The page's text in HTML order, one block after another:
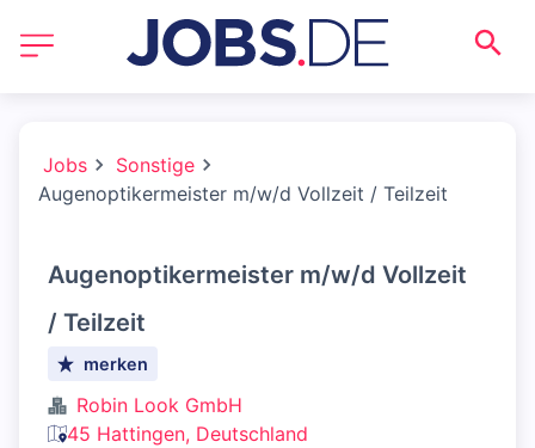
Jobs
Sonstige
Augenoptikermeister m/w/d Vollzeit / Teilzeit
Augenoptikermeister m/w/d Vollzeit
/ Teilzeit
merken
Robin Look GmbH
45 Hattingen, Deutschland